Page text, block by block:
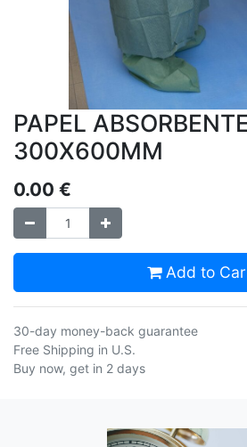
PAPEL
300X600MM
0.00 €
Add to
30-day money-back guarantee
Free Shipping in U.S.
Buy now, get in 2 days